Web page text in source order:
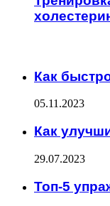
Как
05.11.2023
Как
29.07.2023
Топ-5